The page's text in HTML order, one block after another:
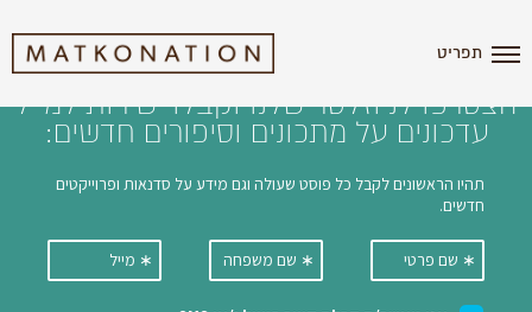
תפריט
הצטרפו לניוזלטר שלנו וקבלו ישירות למייל
עדכונים על מתכונים וסיפורים חדשים: